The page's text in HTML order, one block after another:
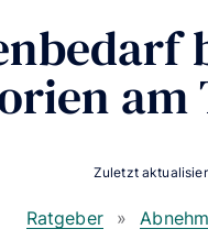
am
Zuletzt
Ratgeber »